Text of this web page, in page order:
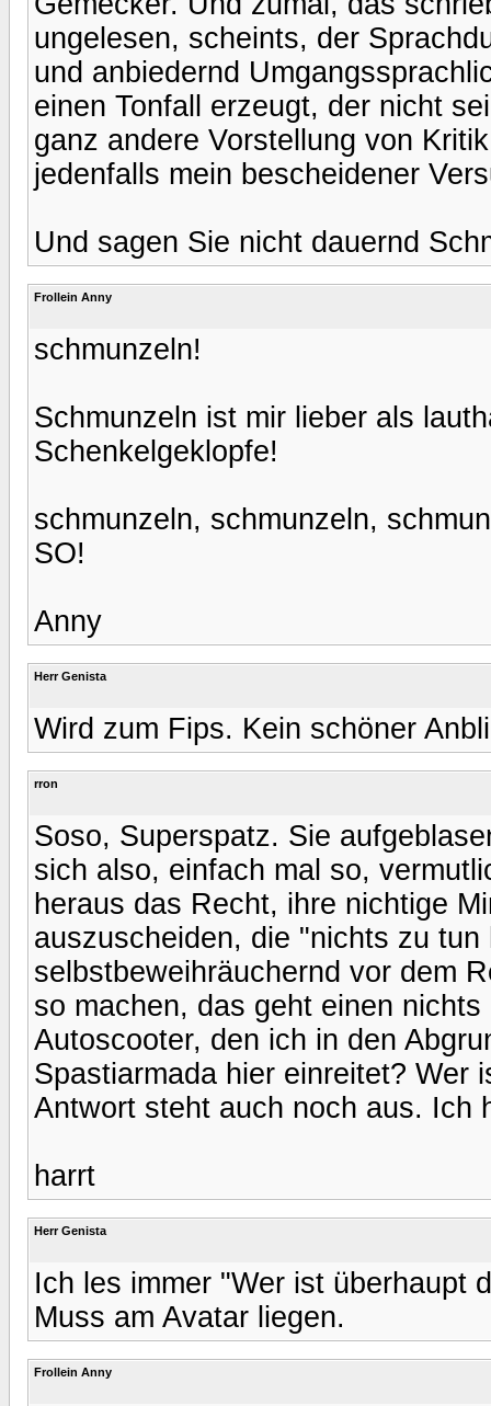
ungelesen, scheints, der
und anbiedernd
einen Tonfall erzeugt, der nicht
ganz andere Vorstellung von
jedenfalls mein bescheidener
Und sagen Sie nicht dauernd
Frollein Anny
schmunzeln!
Schmunzeln ist mir lieber als
Schenkelgeklopfe!
schmunzeln, schmunzeln,
SO!
Anny
Herr Genista
Wird zum Fips. Kein schöner
rron
Soso, Superspatz. Sie
sich also, einfach mal so,
heraus das Recht, ihre nichtige
auszuscheiden, die "nichts zu
selbstbeweihräuchernd vor dem
so machen, das geht einen
Autoscooter, den ich in den
Spastiarmada hier einreitet? Wer
Antwort steht auch noch aus. Ich
harrt
Herr Genista
Ich les immer "Wer ist überhaupt
Muss am Avatar liegen.
Frollein Anny